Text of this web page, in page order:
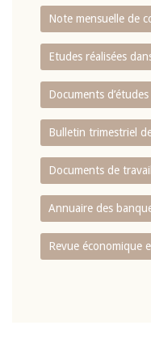
Note mensuelle de
Etudes réalisées
Documents
Bulletin trimestriel
Documents de travail
Annuaire des
Revue économique